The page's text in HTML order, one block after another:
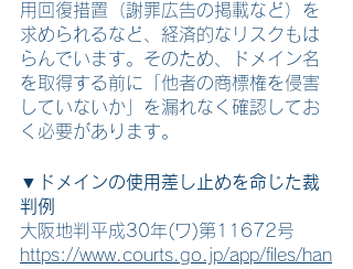
用回復措置（謝罪広告の掲載など）を
求められるなど、経済的なリスクもは
らんでいます。そのため、ドメイン名
を取得する前に「他者の商標権を侵害
していないか」を漏れなく確認してお
く必要があります。
▼ドメインの使用差し止めを命じた裁
判例
大阪地判平成30年(ワ)第11672号
https://www.courts.go.jp/app/files/han